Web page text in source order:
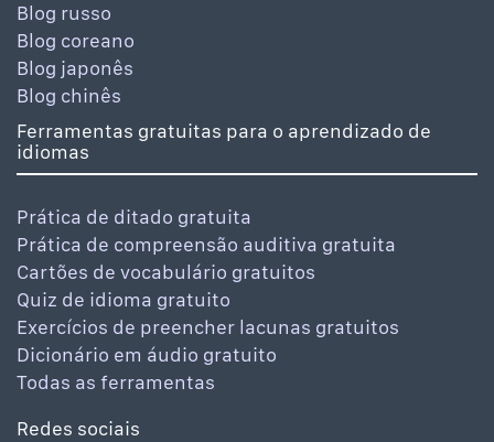
Blog russo
Blog coreano
Blog japonês
Blog chinês
Ferramentas gratuitas para o aprendizado de
idiomas
Prática de ditado gratuita
Prática de compreensão auditiva gratuita
Cartões de vocabulário gratuitos
Quiz de idioma gratuito
Exercícios de preencher lacunas gratuitos
Dicionário em áudio gratuito
Todas as ferramentas
Redes sociais